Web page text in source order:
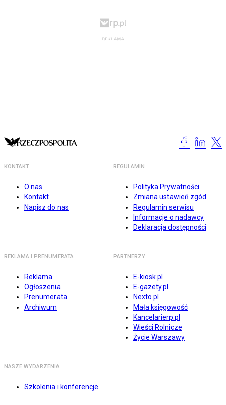
KONTAKT
O nas
Kontakt
Napisz do nas
REGULAMIN
Polityka Prywatności
Zmiana ustawień zgód
Regulamin serwisu
Informacje o nadawcy
Deklaracja dostępności
REKLAMA I PRENUMERATA
Reklama
Ogłoszenia
Prenumerata
Archiwum
PARTNERZY
E-kiosk.pl
E-gazety.pl
Nexto.pl
Mała księgowość
Kancelarierp.pl
Wieści Rolnicze
Życie Warszawy
NASZE WYDARZENIA
Szkolenia i konferencje